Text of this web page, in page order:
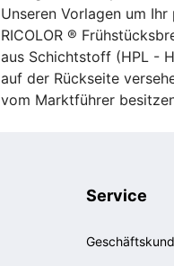
Unseren Vorlagen um
RICOLOR ®
aus Schichtstoff (HPL -
auf der Rückseite
vom Marktführer
Service